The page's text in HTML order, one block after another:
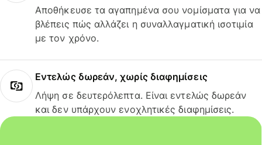
Αποθήκευσε τα αγαπημένα σου νομίσματα για να
βλέπεις πώς αλλάζει η συναλλαγματική ισοτιμία
με τον χρόνο.
Εντελώς δωρεάν, χωρίς διαφημίσεις
Λήψη σε δευτερόλεπτα. Είναι εντελώς δωρεάν
και δεν υπάρχουν ενοχλητικές διαφημίσεις.